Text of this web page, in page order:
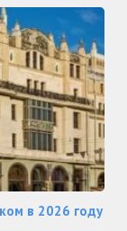
в 2026 году